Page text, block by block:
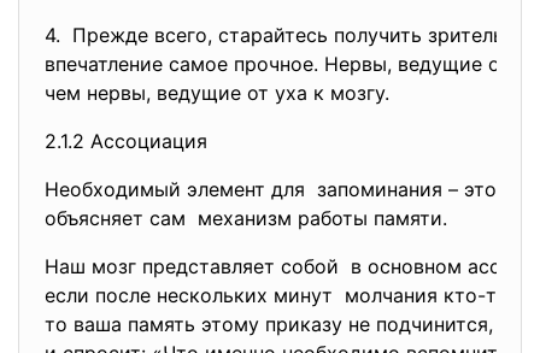
4. Прежде всего, старайтесь получить
впечатление самое прочное. Нервы, ведущие от
чем нервы, ведущие от уха к мозгу.
2.1.2 Ассоциация
Необходимый элемент для запоминания – это
объясняет сам механизм работы памяти.
Наш мозг представляет собой в основном
если после нескольких минут молчания кто-то
то ваша память этому приказу не подчинится,